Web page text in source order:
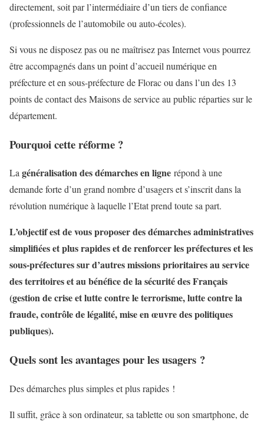
directement, soit par l’intermédiaire d’un tiers de confiance
(professionnels de l’automobile ou auto-écoles).
Si vous ne disposez pas ou ne maîtrisez pas Internet vous pourrez
être accompagnés dans un point d’accueil numérique en
préfecture et en sous-préfecture de Florac ou dans l’un des 13
points de contact des Maisons de service au public réparties sur le
département.
Pourquoi cette réforme ?
Lagénéralisation des démarches en ligne répond à une
demande forte d’un grand nombre d’usagers et s’inscrit dans la
révolution numérique à laquelle l’Etat prend toute sa part.
L’objectif est de vous proposer des démarches administratives
simplifiées et plus rapides et de renforcer les préfectures et les
sous-préfectures sur d’autres missions prioritaires au service
des territoires et au bénéfice de la sécurité des Français
(gestion de crise et lutte contre le terrorisme, lutte contre la
fraude, contrôle de légalité, mise en œuvre des politiques
publiques).
Quels sont les avantages pour les usagers ?
Des démarches plus simples et plus rapides !
Il suffit, grâce à son ordinateur, sa tablette ou son smartphone, de